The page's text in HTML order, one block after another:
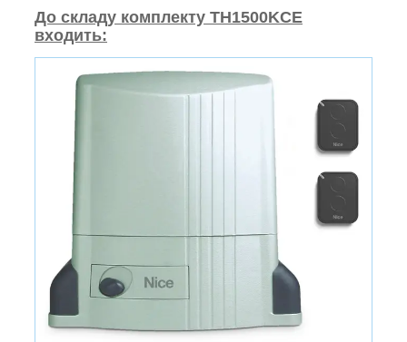
До складу комплекту TH1500KCE
входить: